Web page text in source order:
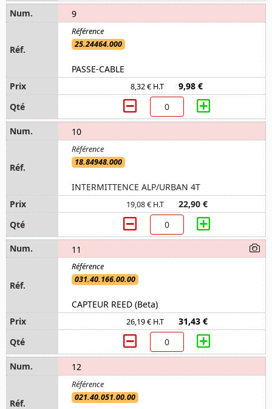
9
25.24464.000
PASSE-CABLE
8,32 € H.T 9,98 €
10
18.84948.000
INTERMITTENCE ALP/URBAN 4T
19,08 € H.T 22,90 €
11
031.40.166.00.00
CAPTEUR REED (Beta)
26,19 € H.T 31,43 €
12
021.40.051.00.00